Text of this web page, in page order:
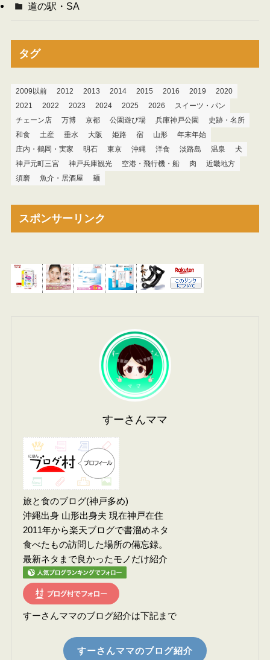
道の駅・SA
タグ
2009以前 2012 2013 2014 2015 2016 2019
2020
2021
2022 2023 2024 2025 2026
スイーツ・パン
チェーン店
万博 京都 公園遊び場 兵庫神戸公園
史跡・名所
和食
土産 垂水 大阪 姫路 宿 山形
年末年始
庄内・鶴岡・実家
明石 東京 沖縄 洋食 淡路島 温泉
犬
神戸元町三宮
神戸兵庫観光 空港・飛行機・船 肉
近畿地方
須磨
魚介・居酒屋 麺
スポンサーリンク
すーさんママ
旅と食のブログ(神戸多め)
沖縄出身 山形出身夫 現在神戸在住
2011年から楽天ブログで書溜めネタ
食べたもの訪問した場所の備忘録。
最新ネタまで良かったモノだけ紹介
すーさんママのブログ紹介は下記まで
すーさんママのブログ紹介